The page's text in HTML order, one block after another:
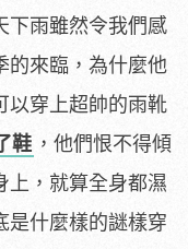
下雨雖然令我們感
的來臨，為什麼他
以穿上超帥的雨靴
鞋 ，他們恨不得傾
上，就算全身都濕
是什麼樣的謎樣穿